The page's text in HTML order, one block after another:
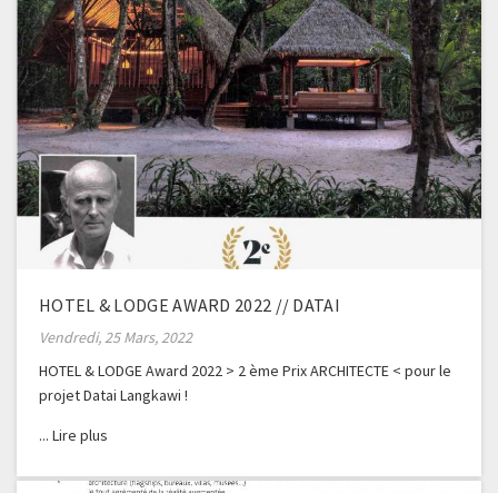
HOTEL & LODGE AWARD 2022 // DATAI
Vendredi, 25 Mars, 2022
HOTEL & LODGE Award 2022 > 2 ème Prix ARCHITECTE < pour le
projet Datai Langkawi !